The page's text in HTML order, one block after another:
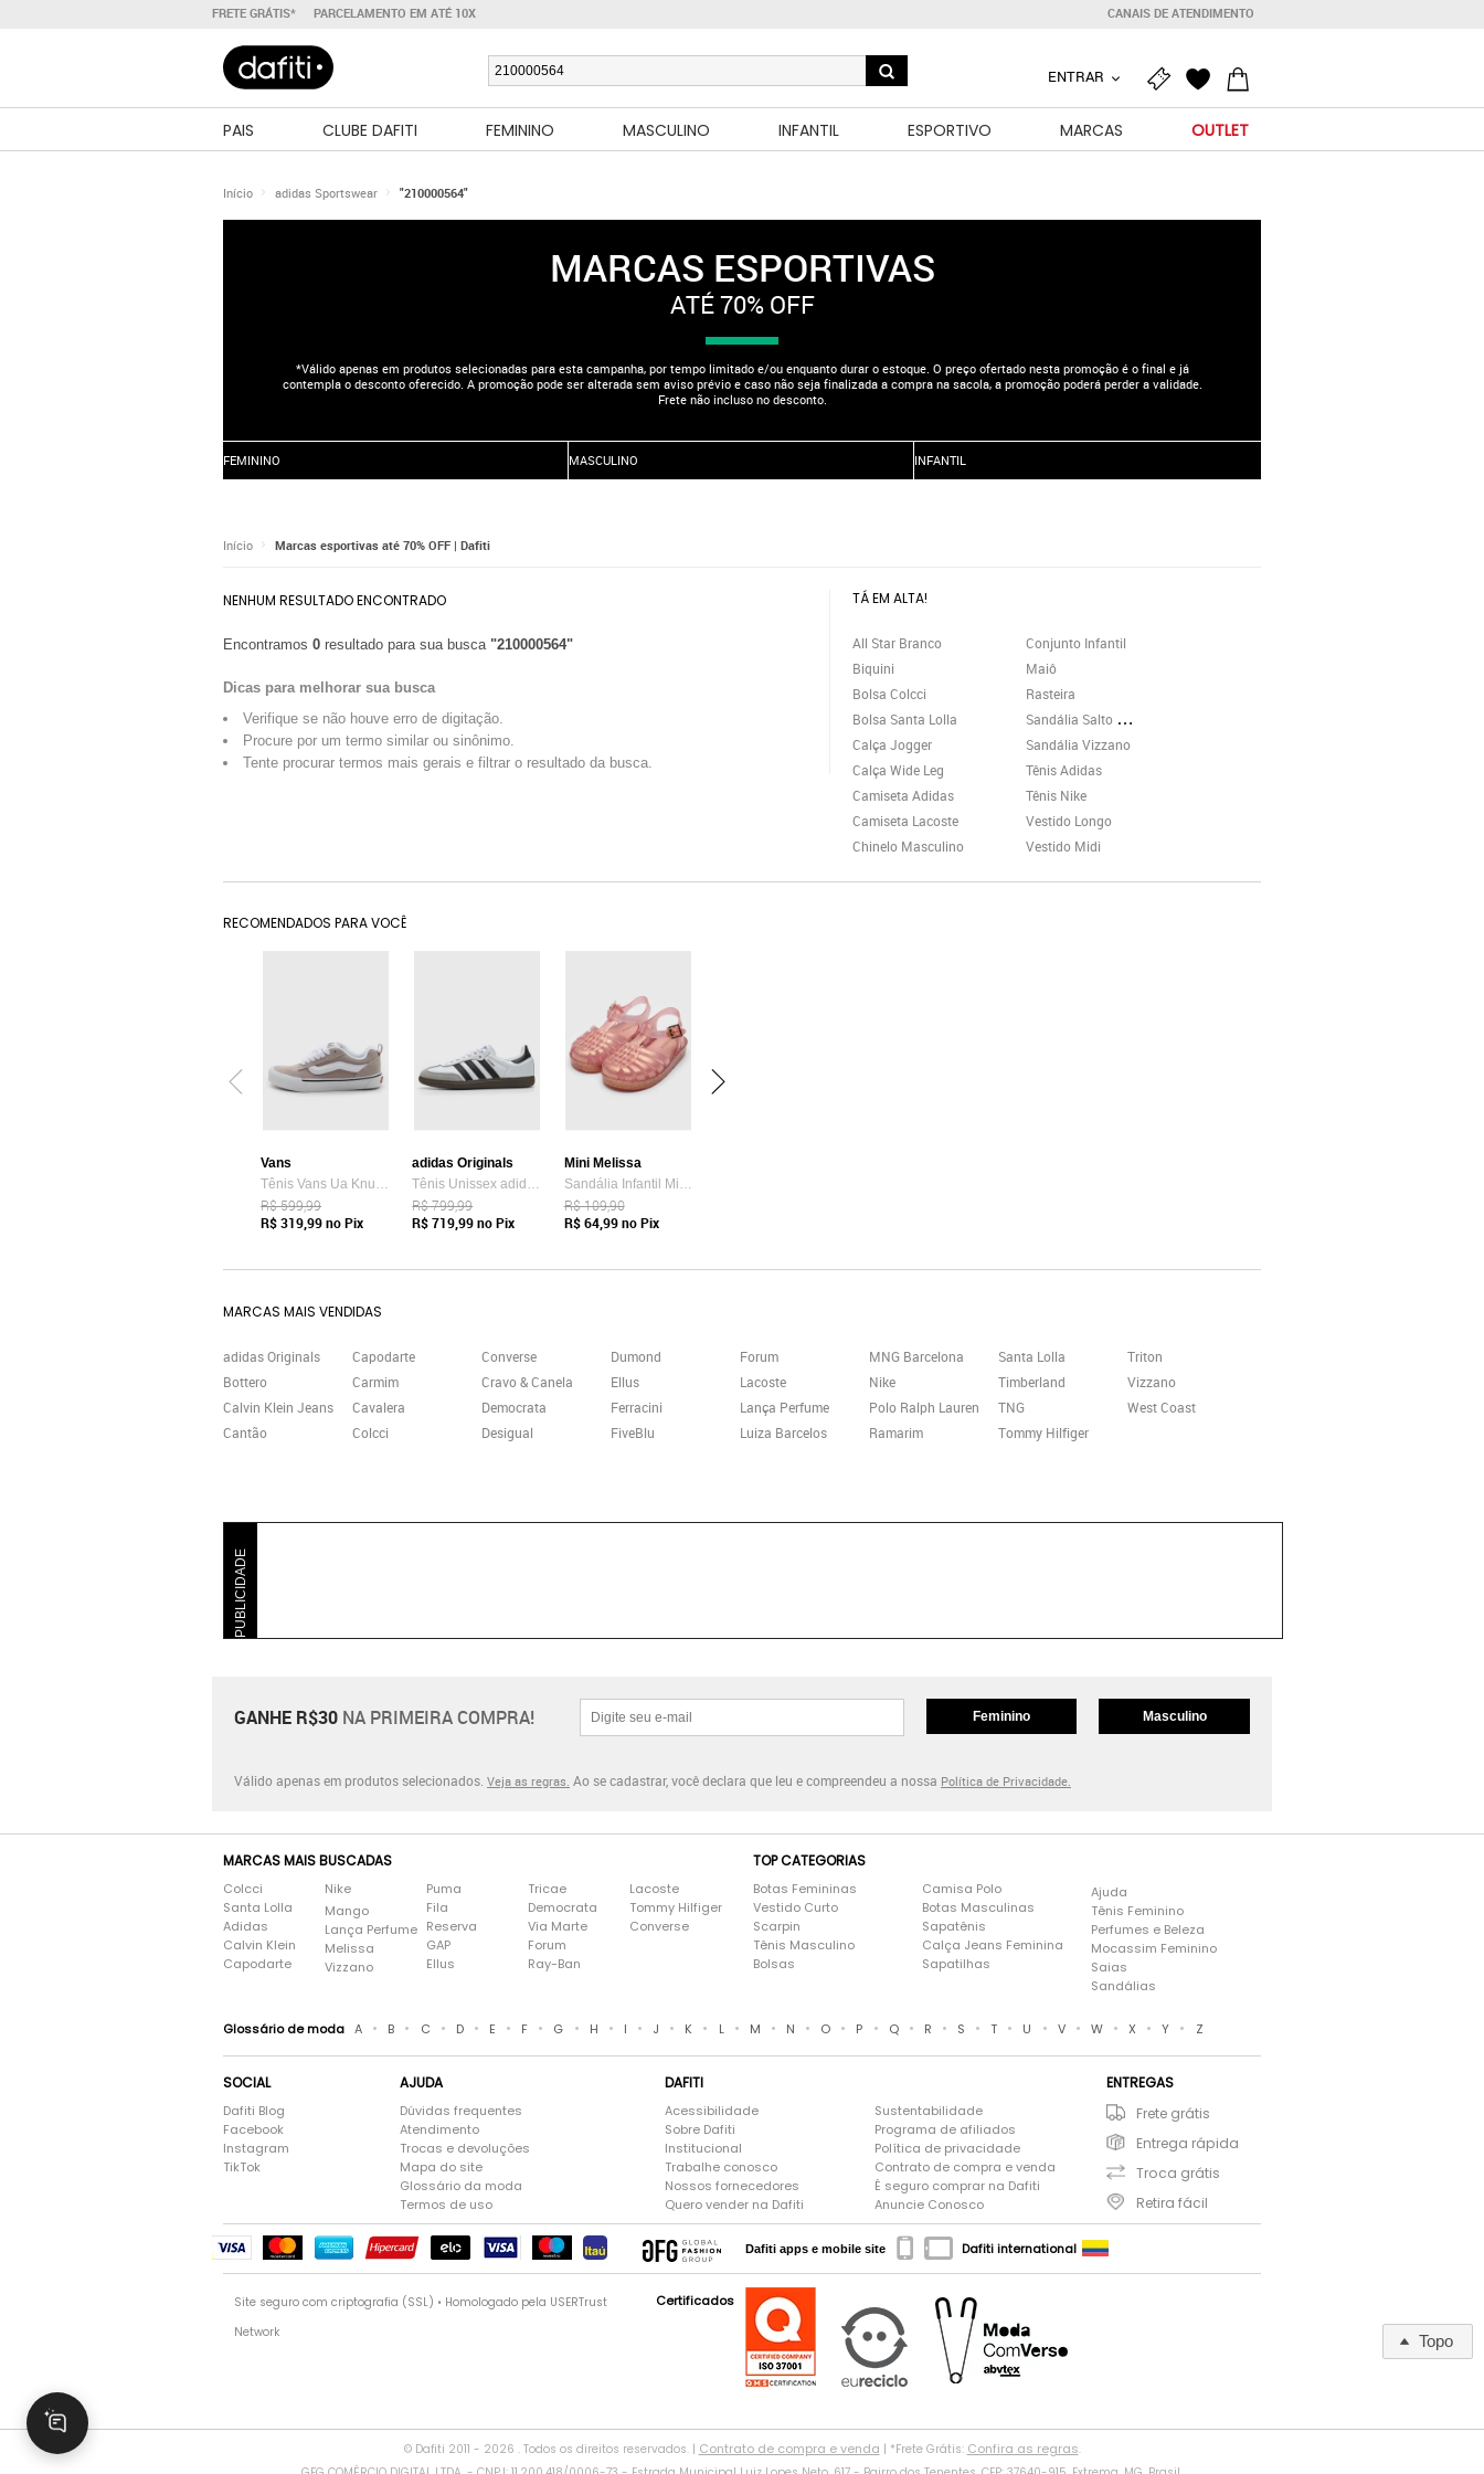
FRETE GRÁTIS* PARCELAMENTO EM ATÉ 10X CANAIS DE ATENDIMENTO
ENTRAR
PAIS CLUBE DAFITI FEMININO MASCULINO INFANTIL ESPORTIVO MARCAS OUTLET
Início adidas Sportswear "210000564"
MARCAS ESPORTIVAS
ATÉ 70% OFF
*Válido apenas em produtos selecionadas para esta campanha, por tempo limitado e/ou enquanto durar o estoque. O preço ofertado nesta promoção é o final e já
contempla o desconto oferecido. A promoção pode ser alterada sem aviso prévio e caso não seja finalizada a compra na sacola, a promoção poderá perder a validade.
Frete não incluso no desconto.
FEMININO MASCULINO INFANTIL
Início Marcas esportivas até 70% OFF | Dafiti
NENHUM RESULTADO ENCONTRADO
Encontramos 0 resultado para sua busca "210000564"
Dicas para melhorar sua busca
Verifique se não houve erro de digitação.
Procure por um termo similar ou sinônimo.
Tente procurar termos mais gerais e filtrar o resultado da busca.
TÁ EM ALTA!
All Star Branco
Biquini
Bolsa Colcci
Bolsa Santa Lolla
Calça Jogger
Calça Wide Leg
Camiseta Adidas
Camiseta Lacoste
Chinelo Masculino
Conjunto Infantil
Maiô
Rasteira
Sandália Salto Grosso
Sandália Vizzano
Tênis Adidas
Tênis Nike
Vestido Longo
Vestido Midi
RECOMENDADOS PARA VOCÊ
Vans
Tênis Vans Ua Knu Skool Bege
R$ 599,99
R$ 319,99no Pix
adidas Originals
Tênis Unissex adidas Originals Samba OG Branco
R$ 799,99
R$ 719,99no Pix
Mini Melissa
Sandália Infantil Mini Melissa Possession Shiny B Rosê
R$ 109,90
R$ 64,99no Pix
MARCAS MAIS VENDIDAS
adidas Originals
Bottero
Calvin Klein Jeans
Cantão
Capodarte
Carmim
Cavalera
Colcci
Converse
Cravo & Canela
Democrata
Desigual
Dumond
Ellus
Ferracini
FiveBlu
Forum
Lacoste
Lança Perfume
Luiza Barcelos
MNG Barcelona
Nike
Polo Ralph Lauren
Ramarim
Santa Lolla
Timberland
TNG
Tommy Hilfiger
Triton
Vizzano
West Coast
PUBLICIDADE
Topo
GANHE R$30 NA PRIMEIRA COMPRA! Feminino Masculino
Válido apenas em produtos selecionados. Veja as regras. Ao se cadastrar, você declara que leu e compreendeu a nossa Política de Privacidade.
MARCAS MAIS BUSCADAS
Colcci
Santa Lolla
Adidas
Calvin Klein
Capodarte
Nike
Mango
Lança Perfume
Melissa
Vizzano
Puma
Fila
Reserva
GAP
Ellus
Tricae
Democrata
Via Marte
Forum
Ray-Ban
Lacoste
Tommy Hilfiger
Converse
TOP CATEGORIAS
Botas Femininas
Vestido Curto
Scarpin
Tênis Masculino
Bolsas
Camisa Polo
Botas Masculinas
Sapatênis
Calça Jeans Feminina
Sapatilhas
Ajuda
Tênis Feminino
Perfumes e Beleza
Mocassim Feminino
Saias
Sandálias
Glossário de moda A • B • C • D • E • F • G • H • I • J • K • L • M • N • O • P • Q • R • S • T • U • V • W • X • Y • Z
SOCIAL
Dafiti Blog
Facebook
Instagram
TikTok
AJUDA
Dúvidas frequentes
Atendimento
Trocas e devoluções
Mapa do site
Glossário da moda
Termos de uso
DAFITI
Acessibilidade
Sobre Dafiti
Institucional
Trabalhe conosco
Nossos fornecedores
Quero vender na Dafiti
Sustentabilidade
Programa de afiliados
Política de privacidade
Contrato de compra e venda
É seguro comprar na Dafiti
Anuncie Conosco
ENTREGAS
Frete grátis
Entrega rápida
Troca grátis
Retira fácil
Dafiti apps e mobile site Dafiti international
Site seguro com criptografia (SSL) • Homologado pela USERTrust
Network
Certificados
© Dafiti 2011 - 2026 . Todos os direitos reservados. | Contrato de compra e venda | *Frete Grátis: Confira as regras.